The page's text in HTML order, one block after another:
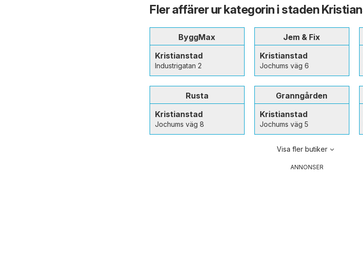
Fler affärer ur kategorin i staden
ByggMax
Kristianstad
Industrigatan 2
Jem & Fix
Kristianstad
Jochums väg 6
Rusta
Kristianstad
Jochums väg 8
Granngården
Kristianstad
Jochums väg 5
Visa fler butiker
ANNONSER